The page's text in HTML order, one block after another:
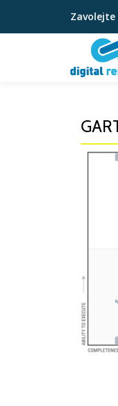
Přeskočit
Zavolejte